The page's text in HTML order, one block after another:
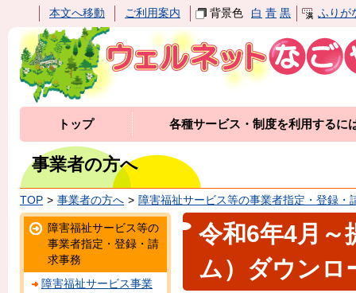
本文へ移動 ご利用案内 背景色 白 青 黒 ふりが
トップ 各種サービス・制度を利用するに
事業者の方へ
TOP 事業者の方へ 障害福祉サービス等の事業者指定・登録・
令和6年4月
ム）ダウンロ
障害福祉サービス等の
事業者指定・登録・請
求事務
障害福祉サービス事業